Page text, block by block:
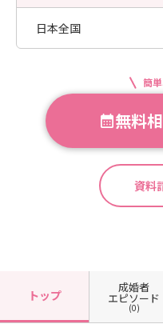
日本全国
簡
無料
資料
トップ
成婚者
エピソード
(0)